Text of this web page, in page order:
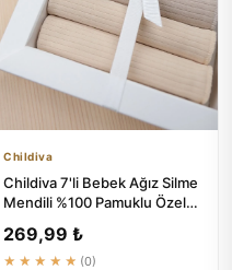
Childiva
Childiva 7'li Bebek Ağız Silme
Mendili %100 Pamuklu Özel
269,99 ₺
★★★★★ (0)